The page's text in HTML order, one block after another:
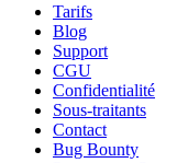
Tarifs
Blog
Support
CGU
Confidentialité
Sous-traitants
Contact
Bug Bounty